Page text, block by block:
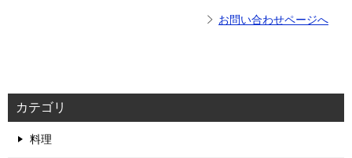
お問い合わせページへ
カテゴリ
料理